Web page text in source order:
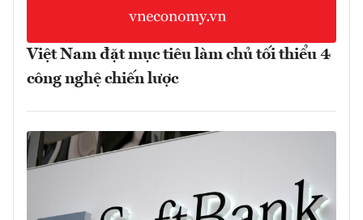
Việt Nam đặt mục tiêu làm chủ tối thiểu 4
công nghệ chiến lược